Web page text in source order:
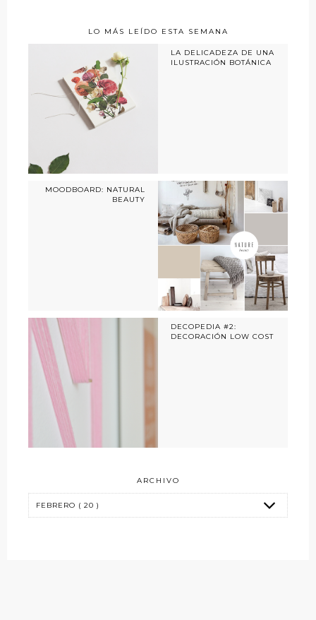
LO MÁS LEÍDO ESTA SEMANA
LA DELICADEZA DE UNA
ILUSTRACIÓN BOTÁNICA
MOODBOARD: NATURAL
BEAUTY
DECOPEDIA #2:
DECORACIÓN LOW COST
ARCHIVO